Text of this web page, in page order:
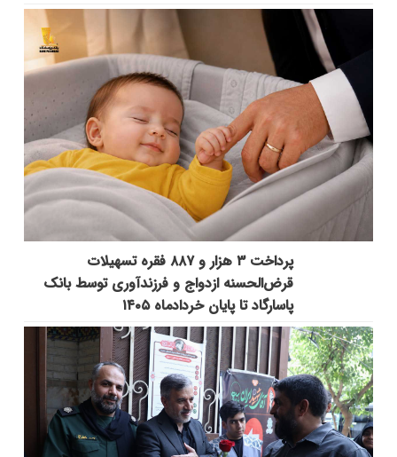
پرداخت ۳ هزار و ۸۸۷ فقره تسهیلات
قرض‌الحسنه ازدواج و فرزندآوری توسط بانک
پاسارگاد تا پایان خردادماه ۱۴۰۵